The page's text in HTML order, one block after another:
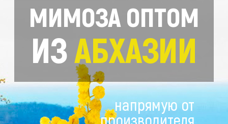
напрямую от
производителя
МИМОЗА ОПТОМ
ИЗАБХАЗИИ